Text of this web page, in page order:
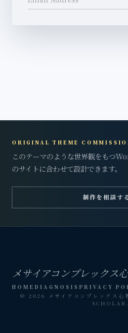
ORIGINAL THEME
このテーマのような世界観をもつ
のサイトに合わせて設計できます。
制作を相談す
メサイアコンプレックス
HOME DIAGNOSIS PRIVACY
© 2026 メサイアコンプレックス
SCHOLAR.